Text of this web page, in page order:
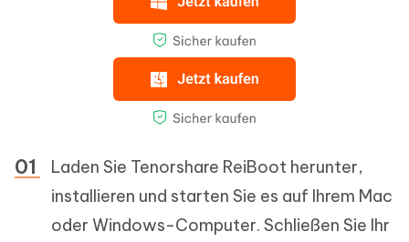
Laden Sie Tenorshare ReiBoot herunter,
installieren und starten Sie es auf Ihrem Mac
oder Windows-Computer. Schließen Sie Ihr